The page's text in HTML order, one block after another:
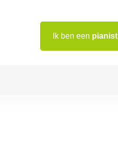
Ik ben een pianist